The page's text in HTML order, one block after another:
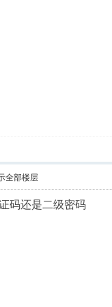
全部楼层
码还是二级密码